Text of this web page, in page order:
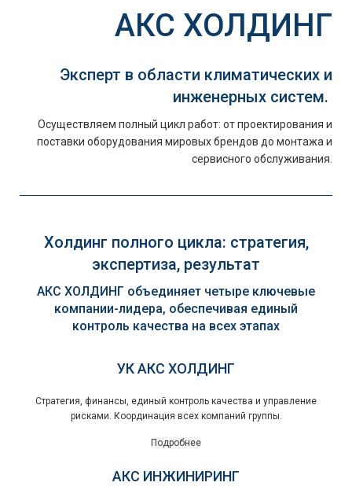
АКС ХОЛДИНГ
Эксперт в области климатических и
инженерных систем.
Осуществляем полный цикл работ: от проектирования и
поставки оборудования мировых брендов до монтажа и
сервисного обслуживания.
Холдинг полного цикла: стратегия,
экспертиза, результат
АКС ХОЛДИНГ объединяет четыре ключевые
компании-лидера, обеспечивая единый
контроль качества на всех этапах
УК АКС ХОЛДИНГ
Стратегия, финансы, единый контроль качества и управление
рисками. Координация всех компаний группы.
Подробнее
АКС ИНЖИНИРИНГ